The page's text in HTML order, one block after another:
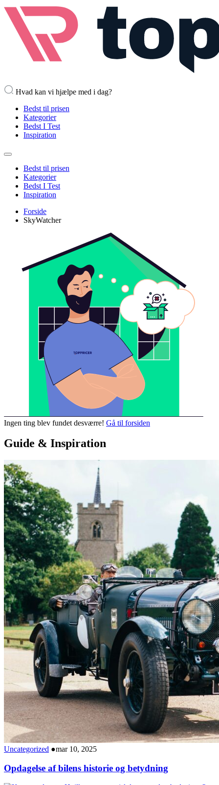
Hvad kan vi hjælpe med i dag?
Bedst til prisen
Kategorier
Bedst I Test
Inspiration
Bedst til prisen
Kategorier
Bedst I Test
Inspiration
Forside
SkyWatcher
Ingen ting blev fundet desværre! Gå til forsiden
Guide & Inspiration
Uncategorized ●mar 10, 2025
Opdagelse af bilens historie og betydning